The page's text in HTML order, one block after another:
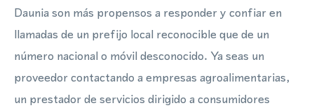
Daunia son más propensos a responder y confiar en
llamadas de un prefijo local reconocible que de un
número nacional o móvil desconocido. Ya seas un
proveedor contactando a empresas agroalimentarias,
un prestador de servicios dirigido a consumidores